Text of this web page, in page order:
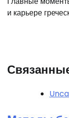
и карьере